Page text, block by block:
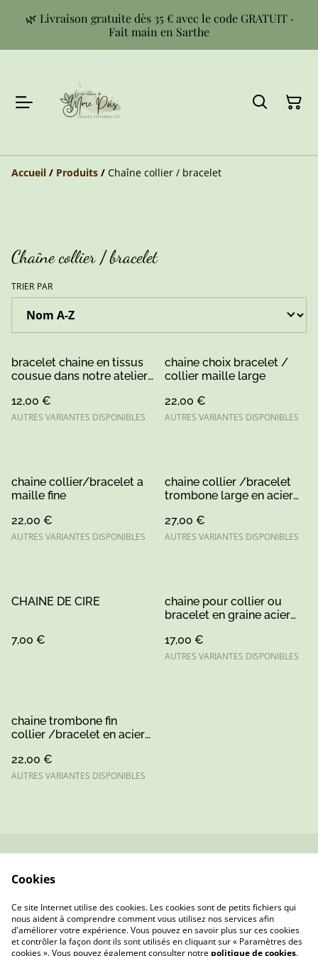
🌿 Livraison gratuite dès 35 € avec le code GRATUIT ·
Fait main en Sarthe
Accueil / Produits / Chaîne collier / bracelet
Chaîne collier / bracelet
TRIER PAR
bracelet chaine en tissus
cousue dans notre atelier
12,00 €
AUTRES VARIANTES DISPONIBLES
chaine choix bracelet /
collier maille large
22,00 €
AUTRES VARIANTES DISPONIBLES
chaine collier/bracelet a
maille fine
22,00 €
AUTRES VARIANTES DISPONIBLES
chaine collier /bracelet
trombone large en acier
27,00 €
AUTRES VARIANTES DISPONIBLES
CHAINE DE CIRE
7,00 €
chaine pour collier ou
bracelet en graine acier
17,00 €
AUTRES VARIANTES DISPONIBLES
chaine trombone fin
collier /bracelet en acier
22,00 €
AUTRES VARIANTES DISPONIBLES
confidentialité
Cookies
Ce site Internet utilise des cookies. Les cookies sont de petits fichiers qui
nous aident à comprendre comment vous utilisez nos services afin
d'améliorer votre expérience. Vous pouvez en savoir plus sur ces cookies
et contrôler la façon dont ils sont utilisés en cliquant sur « Paramètres des
cookies ». Vous pouvez également consulter notre politique de cookies.